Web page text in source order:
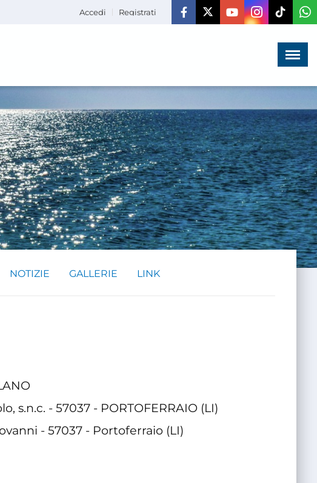
Accedi Registrati
NOTIZIE GALLERIE LINK
s.n.c. - 57037 - PORTOFERRAIO (LI)
- 57037 - Portoferraio (LI)
Menù ×
LA VITA
DELL'ASSOCIAZIONE
COMUNICAZIONE,
PROGETTI ED EDITORIA
AMMINISTRAZIONE
TRASPARENTE